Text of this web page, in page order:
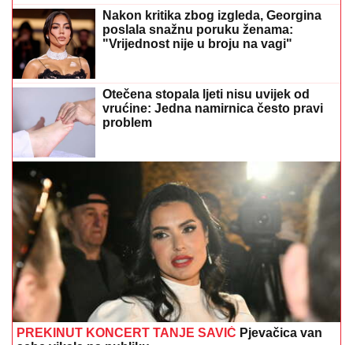
Nakon kritika zbog izgleda, Georgina
poslala snažnu poruku ženama:
"Vrijednost nije u broju na vagi"
Otečena stopala ljeti nisu uvijek od
vrućine: Jedna namirnica često pravi
problem
PREKINUT KONCERT TANJE SAVIĆ Pjevačica van